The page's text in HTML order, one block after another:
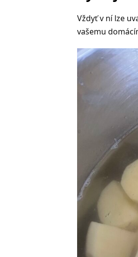
Vždyť v ní lze
vašemu